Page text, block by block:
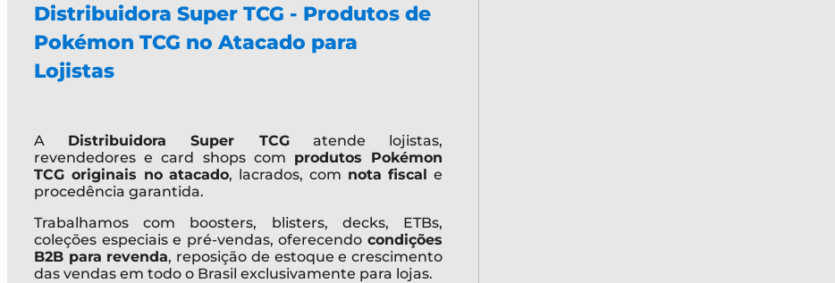
Distribuidora Super TCG - Produtos de
Pokémon TCG no Atacado para
Lojistas
A Distribuidora Super TCGatende lojistas,
revendedores e card shops com produtos Pokémon
TCG originais no atacado, lacrados, com nota fiscal e
procedência garantida.
Trabalhamos com boosters, blisters, decks, ETBs,
coleções especiais e pré-vendas, oferecendo condições
B2B para revenda, reposição de estoque e crescimento
das vendas em todo o Brasil exclusivamente para lojas.